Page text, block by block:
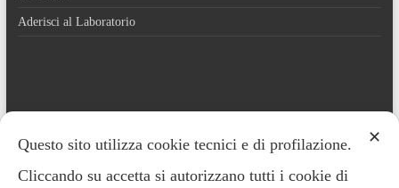
Aderisci al Laboratorio
Contatti ✕
Questo sito utilizza cookie tecnici e di profilazione.
Cliccando su accetta si autorizzano tutti i cookie di